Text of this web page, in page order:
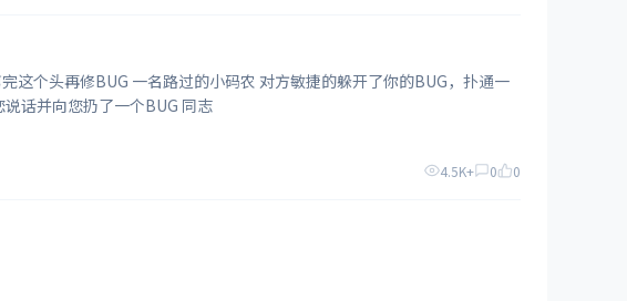
声摔在了地上 BUG修完了吗？ 说好不提该需求的，你特么又改！ 对方不想跟您说话并向您扔了一个BUG 同志
4.5K+ 0 0